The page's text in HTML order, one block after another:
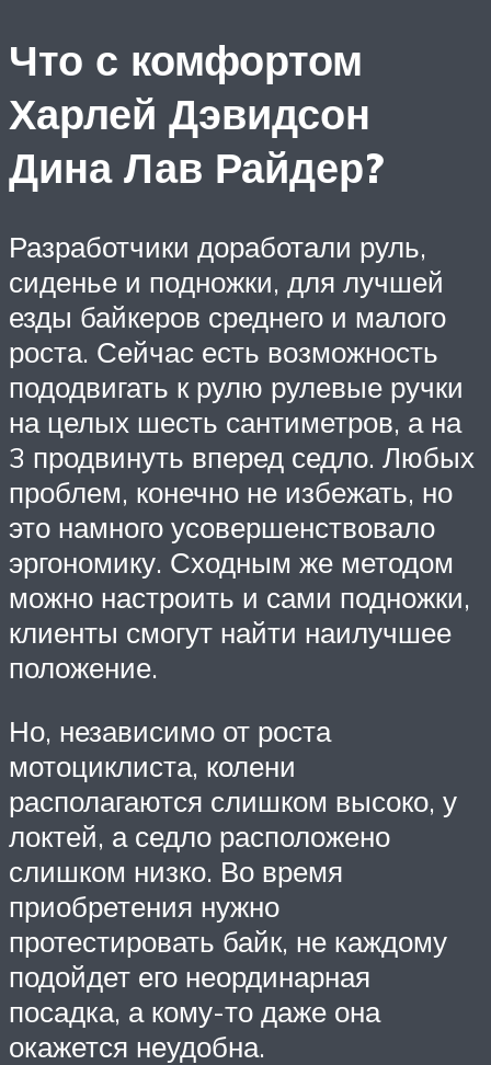
Что с комфортом
Харлей Дэвидсон
Дина Лав Райдер?
Разработчики доработали руль,
сиденье и подножки, для лучшей
езды байкеров среднего и малого
роста. Сейчас есть возможность
пододвигать к рулю рулевые ручки
на целых шесть сантиметров, а на
3 продвинуть вперед седло. Любых
проблем, конечно не избежать, но
это намного усовершенствовало
эргономику. Сходным же методом
можно настроить и сами подножки,
клиенты смогут найти наилучшее
положение.
Но, независимо от роста
мотоциклиста, колени
располагаются слишком высоко, у
локтей, а седло расположено
слишком низко. Во время
приобретения нужно
протестировать байк, не каждому
подойдет его неординарная
посадка, а кому-то даже она
окажется неудобна.